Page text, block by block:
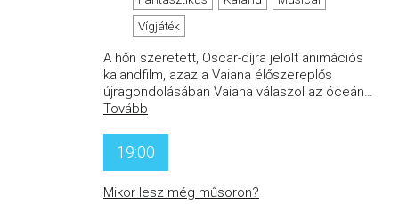
Vígjáték
A hőn szeretett, Oscar-díjra jelölt animációs
kalandfilm, azaz a Vaiana élőszereplős
újragondolásában Vaiana válaszol az óceán…
Tovább
19:00
Mikor lesz még műsoron?